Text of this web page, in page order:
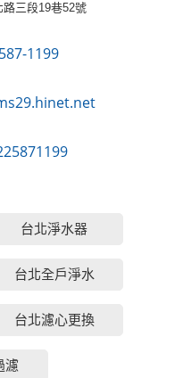
三段19巷52號
1199
台北淨水器
台北全戶淨水
台北濾心更換
濾